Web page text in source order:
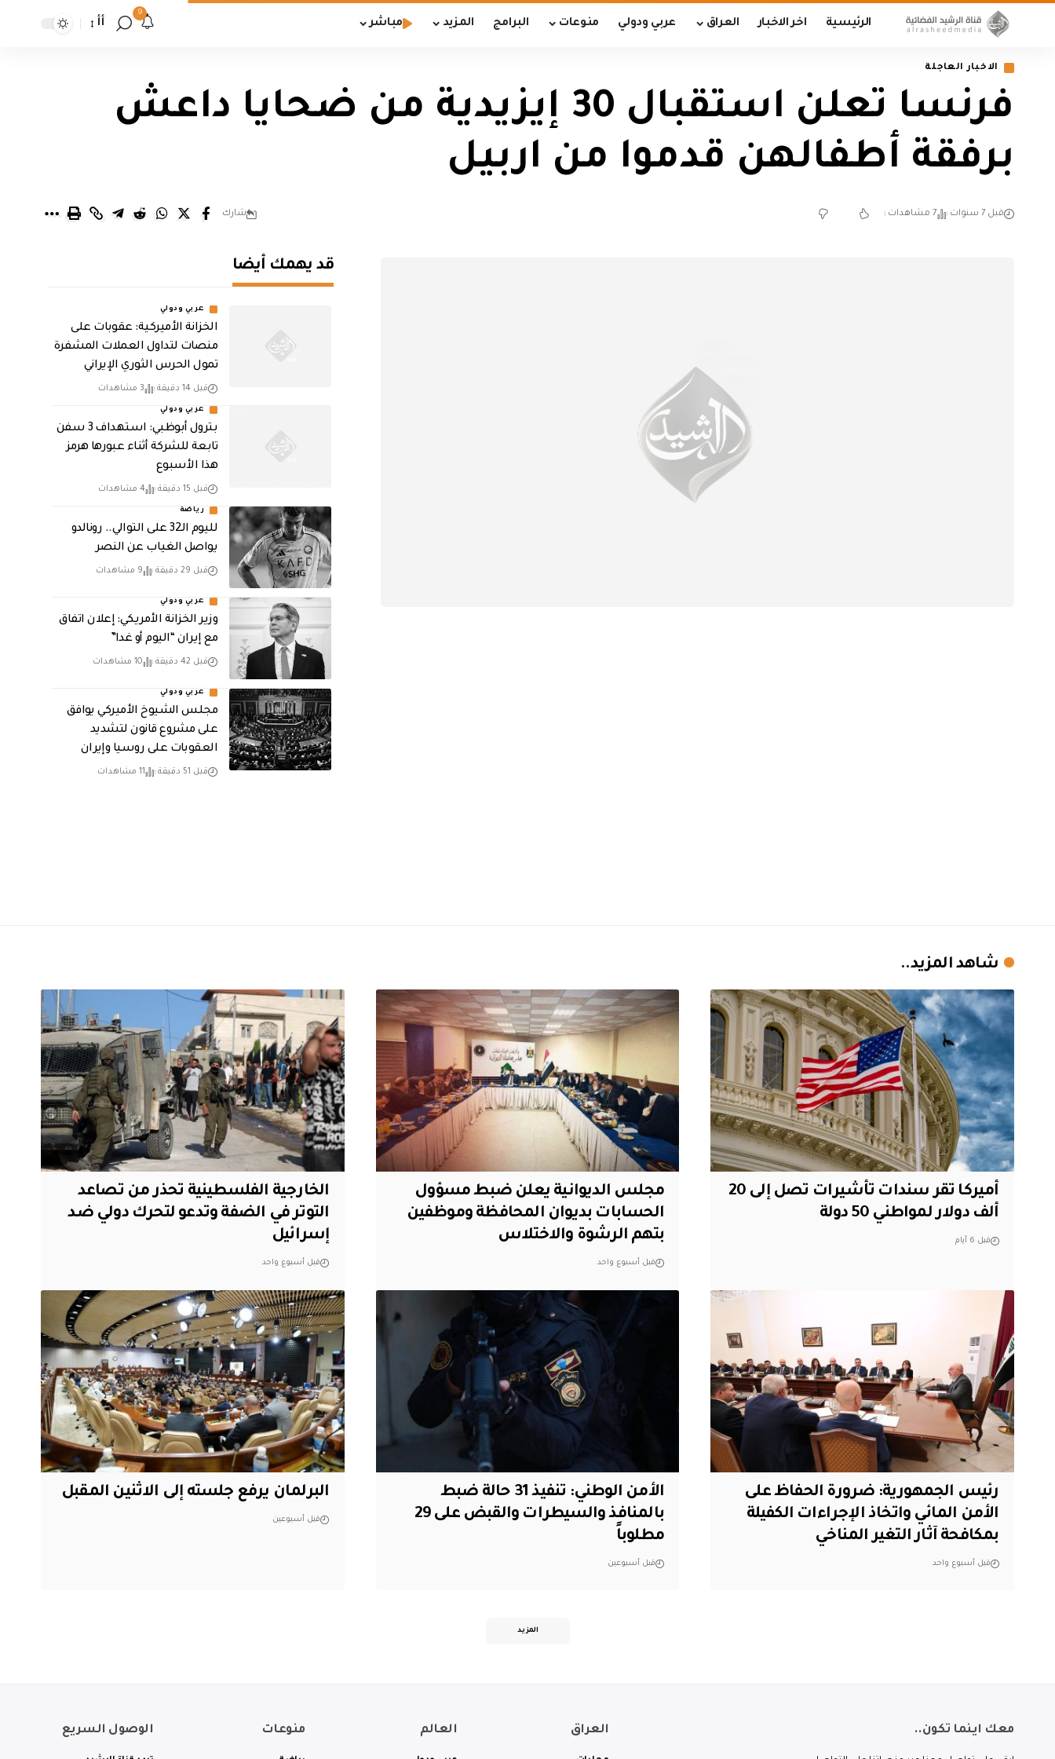
الرئيسية اخر الاخبار العراق عربي ودولي منوعات البرامج المزيد مباشر
9
أأ
الاخبار العاجلة
فرنسا تعلن استقبال 30 إيزيدية من ضحايا داعش
برفقة أطفالهن قدموا من اربيل
قبل 7 سنوات 7 مشاهدات شارك
قد يهمك أيضا
عربي ودولي
الخزانة الأميركية: عقوبات على
منصات لتداول العملات المشفرة
تمول الحرس الثوري الإيراني
قبل 14 دقيقة 3 مشاهدات
عربي ودولي
بترول أبوظبي: استهداف 3 سفن
تابعة للشركة أثناء عبورها هرمز
هذا الأسبوع
قبل 15 دقيقة 4 مشاهدات
رياضة
لليوم الـ32 على التوالي.. رونالدو
يواصل الغياب عن النصر
قبل 29 دقيقة 9 مشاهدات
عربي ودولي
وزير الخزانة الأمريكي: إعلان اتفاق
مع إيران “اليوم أو غدا”
قبل 42 دقيقة 10 مشاهدات
عربي ودولي
مجلس الشيوخ الأميركي يوافق
على مشروع قانون لتشديد
العقوبات على روسيا وإيران
قبل 51 دقيقة 11 مشاهدات
شاهد المزيد..
أميركا تقر سندات تأشيرات تصل إلى 20
ألف دولار لمواطني 50 دولة
قبل 6 أيام
مجلس الديوانية يعلن ضبط مسؤول
الحسابات بديوان المحافظة وموظفين
بتهم الرشوة والاختلاس
قبل أسبوع واحد
الخارجية الفلسطينية تحذر من تصاعد
التوتر في الضفة وتدعو لتحرك دولي ضد
إسرائيل
قبل أسبوع واحد
رئيس الجمهورية: ضرورة الحفاظ على
الأمن المائي واتخاذ الإجراءات الكفيلة
بمكافحة آثار التغير المناخي
قبل أسبوع واحد
الأمن الوطني: تنفيذ 31 حالة ضبط
بالمنافذ والسيطرات والقبض على 29
مطلوباً
قبل أسبوعين
البرلمان يرفع جلسته إلى الاثنين المقبل
قبل أسبوعين
المزيد
معك اينما تكون.. العراق العالم منوعات الوصول السريع